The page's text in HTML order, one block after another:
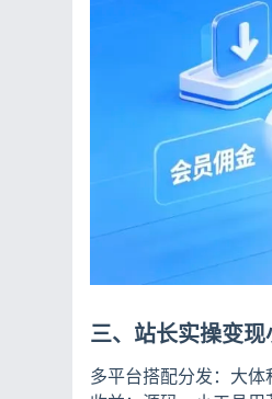
三、站长实操变现
多平台搭配分发：大